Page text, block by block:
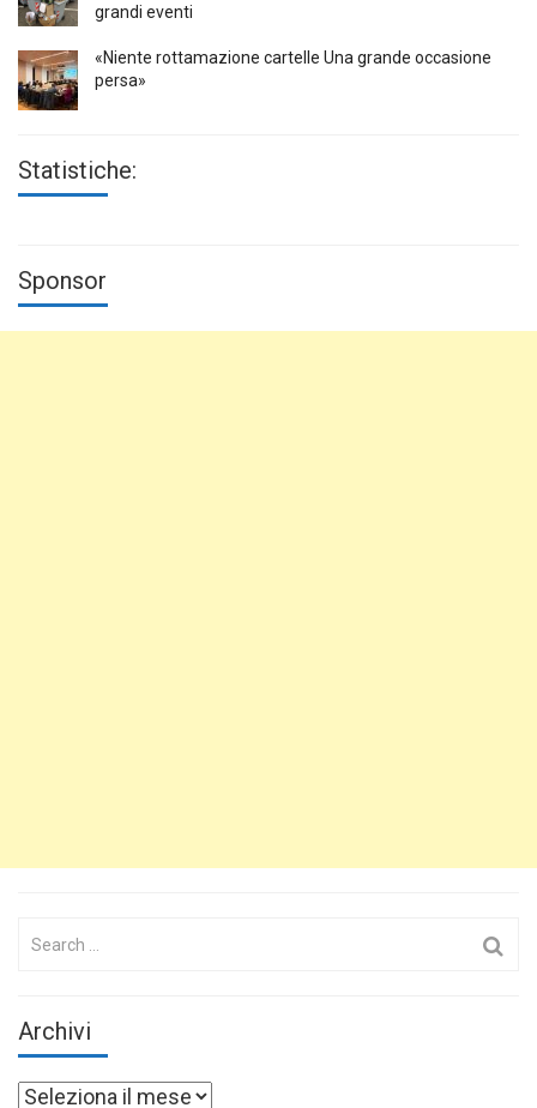
grandi eventi
«Niente rottamazione cartelle Una grande occasione
persa»
Statistiche:
Sponsor
Search
Archivi
Archivi